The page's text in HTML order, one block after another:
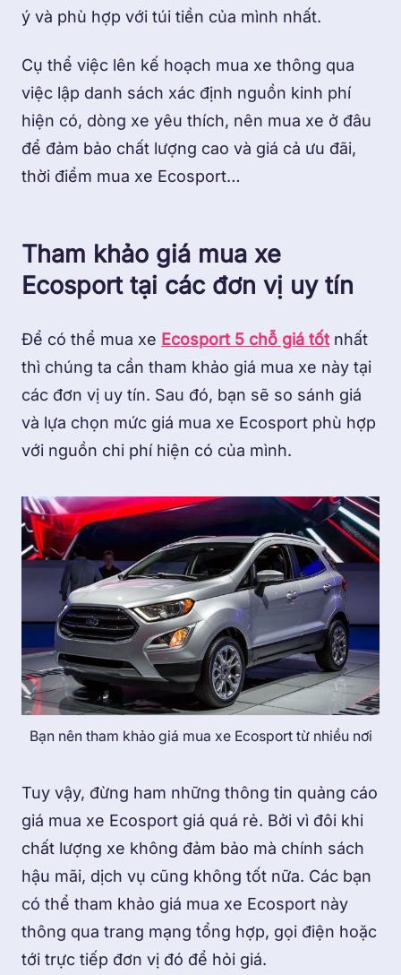
ý và phù hợp với túi tiền của mình nhất.
Cụ thể việc lên kế hoạch mua xe thông qua
việc lập danh sách xác định nguồn kinh phí
hiện có, dòng xe yêu thích, nên mua xe ở đâu
để đảm bảo chất lượng cao và giá cả ưu đãi,
thời điểm mua xe Ecosport…
Tham khảo giá mua xe
Ecosport tại các đơn vị uy tín
Để có thể mua xe Ecosport 5 chỗ giá tốt nhất
thì chúng ta cần tham khảo giá mua xe này tại
các đơn vị uy tín. Sau đó, bạn sẽ so sánh giá
và lựa chọn mức giá mua xe Ecosport phù hợp
với nguồn chi phí hiện có của mình.
Bạn nên tham khảo giá mua xe Ecosport từ nhiều nơi
Tuy vậy, đừng ham những thông tin quảng cáo
giá mua xe Ecosport giá quá rẻ. Bởi vì đôi khi
chất lượng xe không đảm bảo mà chính sách
hậu mãi, dịch vụ cũng không tốt nữa. Các bạn
có thể tham khảo giá mua xe Ecosport này
thông qua trang mạng tổng hợp, gọi điện hoặc
tới trực tiếp đơn vị đó để hỏi giá.